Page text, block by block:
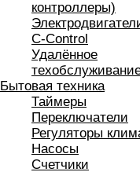
контроллеры)
C-Control
Удалённое
Бытовая техника
Таймеры
Переключатели
Регуляторы
Насосы
Счетчики